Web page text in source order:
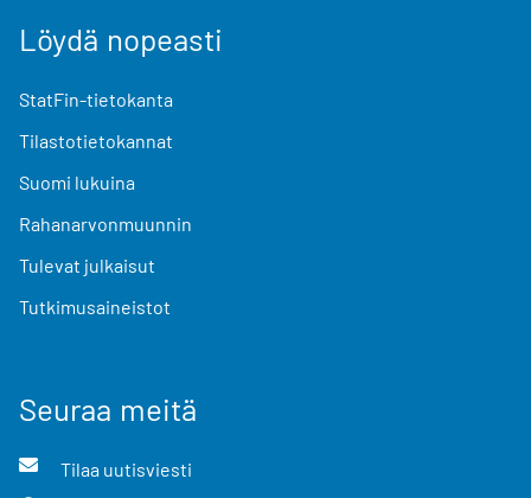
Löydä nopeasti
StatFin-tietokanta
Tilastotietokannat
Suomi lukuina
Rahanarvonmuunnin
Tulevat julkaisut
Tutkimusaineistot
Seuraa meitä
Tilaa uutisviesti